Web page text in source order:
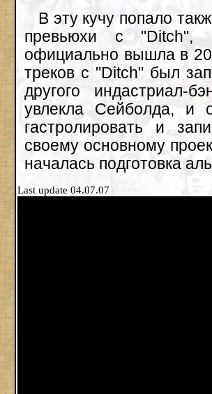
В эту кучу попало
превьюхи с "Ditch",
официально вышла в
треков с "Ditch" был
другого индастриал-
увлекла Сейболда, и
гастролировать и
своему основному
началась подготовка
Last update 04.07.07